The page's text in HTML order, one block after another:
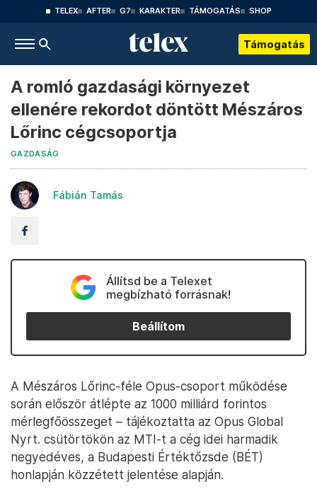
TELEX AFTER G7 KARAKTER TÁMOGATÁS SHOP
Támogatás
A romló gazdasági környezet
ellenére rekordot döntött Mészáros
Lőrinc cégcsoportja
GAZDASÁG
Fábián Tamás
Állítsd be a Telexet
megbízható forrásnak!
Beállítom
A Mészáros Lőrinc-féle Opus-csoport működése
során először átlépte az 1000 milliárd forintos
mérlegfőösszeget – tájékoztatta az Opus Global
Nyrt. csütörtökön az MTI-t a cég idei harmadik
negyedéves, a Budapesti Értéktőzsde (BÉT)
honlapján közzétett jelentése alapján.